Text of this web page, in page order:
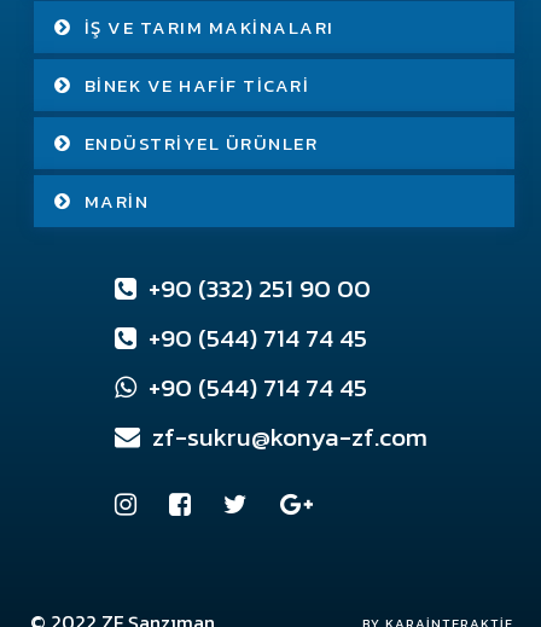
İŞ VE TARIM MAKINALARI
BINEK VE HAFIF TICARI
ENDÜSTRIYEL ÜRÜNLER
MARIN
+90 (332) 251 90 00
+90 (544) 714 74 45
+90 (544) 714 74 45
zf-sukru@konya-zf.com